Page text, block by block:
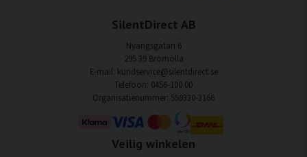
SilentDirect AB
Nyängsgatan 6
295 39 Bromölla
E-mail: kundservice@silentdirect.se
Telefoon: 0456-100 00
Organisatienummer: 559330-3166
Veilig winkelen